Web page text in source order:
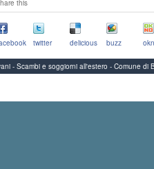
this
twitter delicious buzz
- Scambi e soggiorni all'estero - Comune